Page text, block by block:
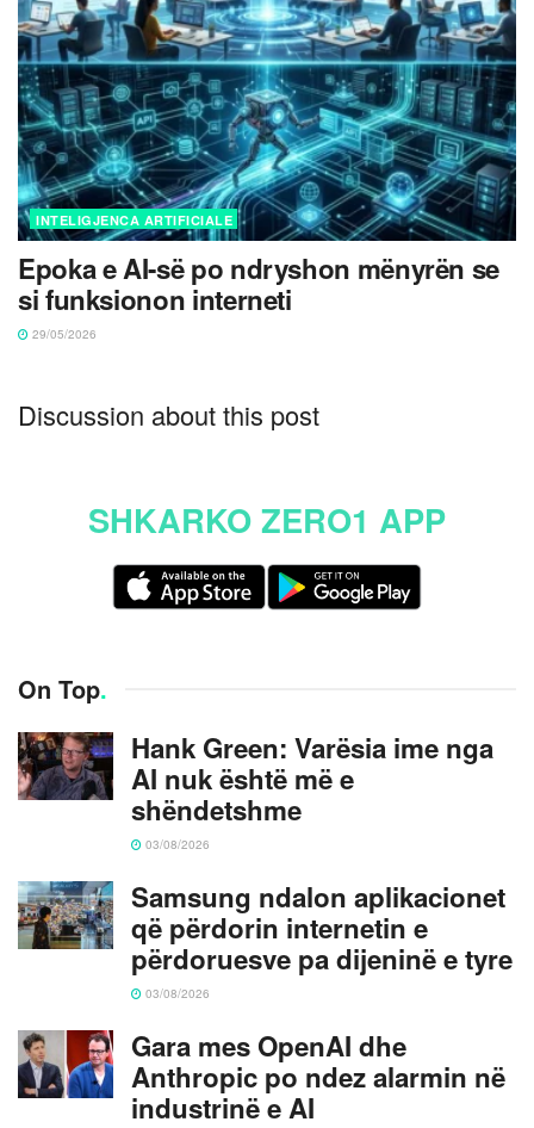
INTELIGJENCA ARTIFICIALE
Epoka e AI-së po ndryshon mënyrën se
si funksionon interneti
29/05/2026
Discussion about this post
SHKARKO ZERO1 APP
On Top.
Hank Green: Varësia ime nga
AI nuk është më e
shëndetshme
03/08/2026
Samsung ndalon aplikacionet
që përdorin internetin e
përdoruesve pa dijeninë e tyre
03/08/2026
Gara mes OpenAI dhe
Anthropic po ndez alarmin në
industrinë e AI